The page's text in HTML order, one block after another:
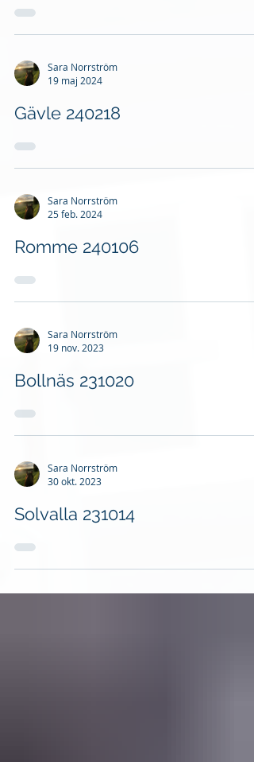
Sara Norrström
19 maj 2024
Gävle 240218
Sara Norrström
25 feb. 2024
Romme 240106
Sara Norrström
19 nov. 2023
Bollnäs 231020
Sara Norrström
30 okt. 2023
Solvalla 231014